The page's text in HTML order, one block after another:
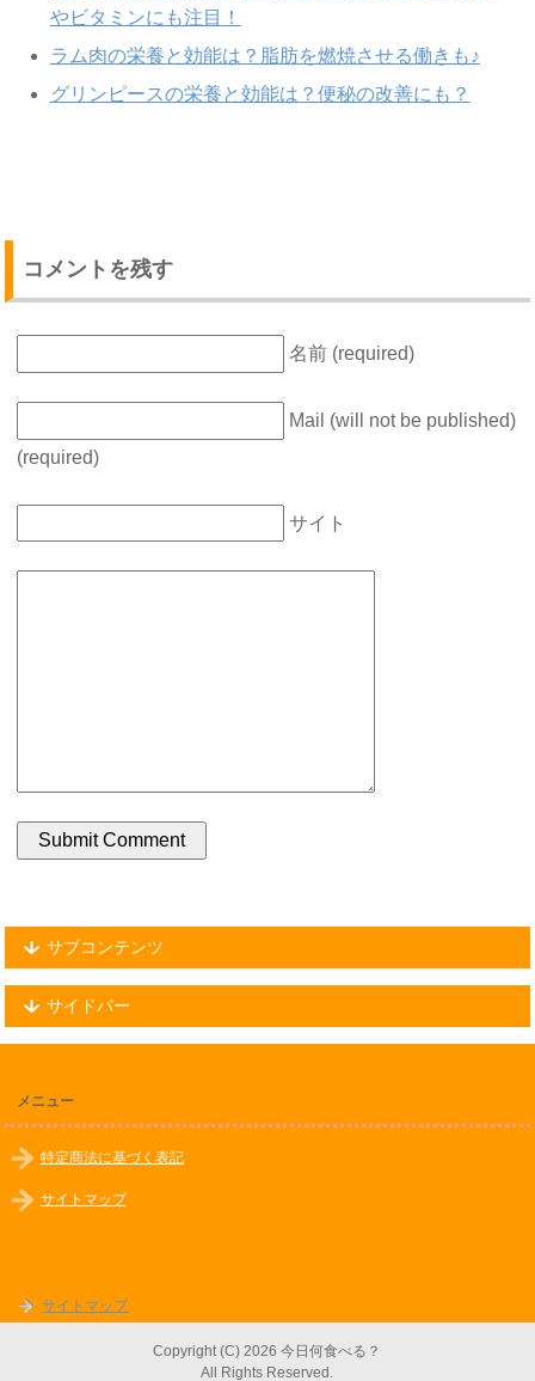
やビタミンにも注目！
ラム肉の栄養と効能は？脂肪を燃焼させる働きも♪
グリンピースの栄養と効能は？便秘の改善にも？
コメントを残す
名前 (required)
Mail (will not be published)
(required)
サイト
サブコンテンツ
サイドバー
メニュー
特定商法に基づく表記
サイトマップ
サイトマップ
Copyright (C) 2026 今日何食べる？
All Rights Reserved.